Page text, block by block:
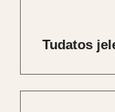
Tudatos